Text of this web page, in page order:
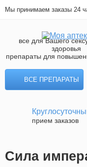
Мы принимаем заказы 24
все для Вашего
здоровья
препараты для
ВСЕ ПРЕПАРАТЫ
прием заказов
Сила